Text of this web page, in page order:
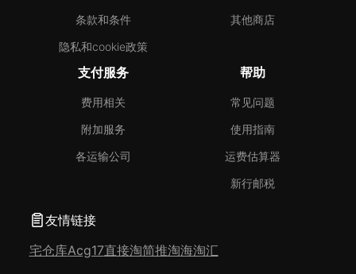
条款和条件
隐私和cookie政策
其他商店
支付服务
费用相关
附加服务
各运输公司
帮助
常见问题
使用指南
运费估算器
新行邮税
友情链接
宅仓库Acg17直接淘简推淘海淘汇